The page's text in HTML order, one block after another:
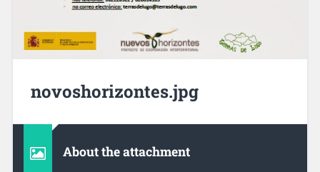
novoshorizontes.jpg
About the attachment